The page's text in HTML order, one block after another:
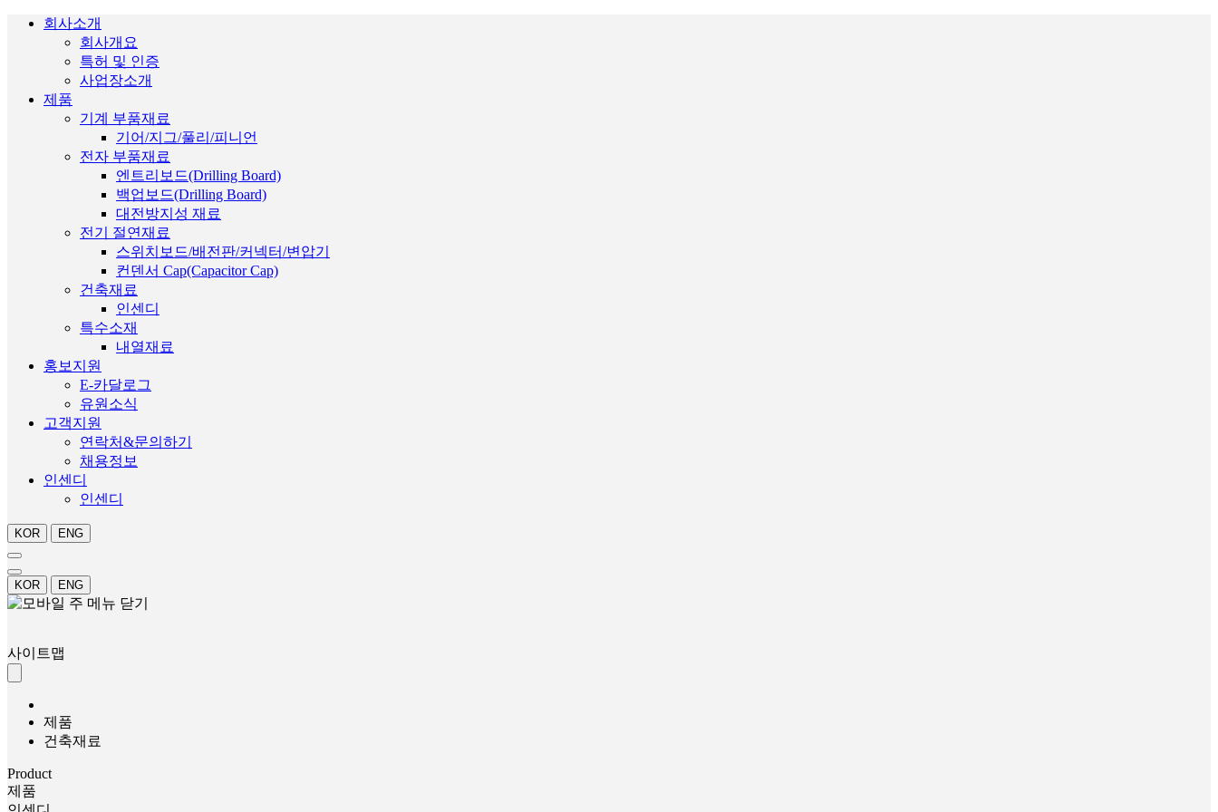
회사소개
회사개요
특허 및 인증
사업장소개
제품
기계 부품재료
기어/지그/풀리/피니언
전자 부품재료
엔트리보드(Drilling Board)
백업보드(Drilling Board)
대전방지성 재료
전기 절연재료
스위치보드/배전판/커넥터/변압기
컨덴서 Cap(Capacitor Cap)
건축재료
인센디
특수소재
내열재료
홍보지원
E-카달로그
유원소식
고객지원
연락처&문의하기
채용정보
인센디
인센디
KOR ENG
KOR ENG
사이트맵
제품
건축재료
Product
제품